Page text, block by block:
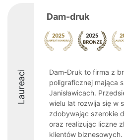
Laureaci
Dam-druk
Dam-Druk to firma z
poligraficznej mająca
Janisławicach.
wielu lat rozwija się w
zdobywając szerokie
oraz realizując liczne
klientów